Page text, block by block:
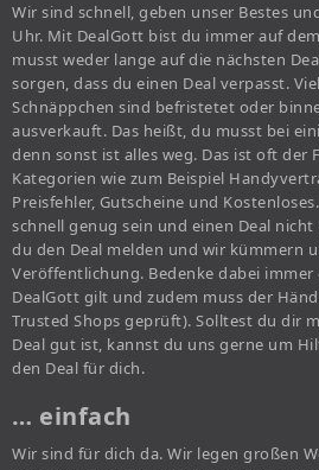
Wir sind schnell, geben unser Bestes
Uhr. Mit DealGott bist du immer auf
musst weder lange auf die nächsten
sorgen, dass du einen Deal verpasst.
Schnäppchen sind befristetet oder
ausverkauft. Das heißt, du musst bei
denn sonst ist alles weg. Das ist oft der
Kategorien wie zum Beispiel
Preisfehler, Gutscheine und
schnell genug sein und einen Deal
du den Deal melden und wir kümmern
Veröffentlichung. Bedenke dabei immer
DealGott gilt und zudem muss der
Trusted Shops geprüft). Solltest du dir
Deal gut ist, kannst du uns gerne um
den Deal für dich.
… einfach
Wir sind für dich da. Wir legen großen